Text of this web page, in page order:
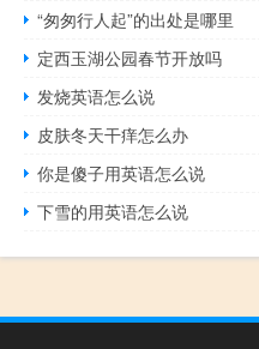
“匆匆行人起”的出处是哪里
定西玉湖公园春节开放吗
发烧英语怎么说
皮肤冬天干痒怎么办
你是傻子用英语怎么说
下雪的用英语怎么说